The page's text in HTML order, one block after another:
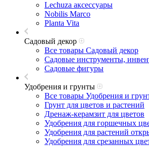
Lechuza аксессуары
Nobilis Marco
Planta Vita
Садовый декор
Все товары Садовый декор
Садовые инструменты,
Садовые фигуры
Удобрения и грунты
Все товары Удобрения и
Грунт для цветов и растений
Дренаж-керамзит для цветов
Удобрения для горшечных
Удобрения для растений
Удобрения для срезанных